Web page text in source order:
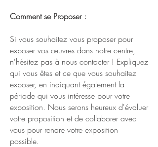
Comment se Proposer :
Si vous souhaitez vous proposer pour
exposer vos œuvres dans notre centre,
n'hésitez pas à nous contacter ! Expliquez
qui vous êtes et ce que vous souhaitez
exposer, en indiquant également la
période qui vous intéresse pour votre
exposition. Nous serons heureux d'évaluer
votre proposition et de collaborer avec
vous pour rendre votre exposition
possible.